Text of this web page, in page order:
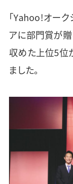
「Yahoo!オーク
アに部門賞が
収めた上位5位
ました。